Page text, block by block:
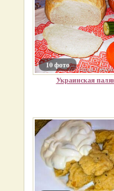
10 фото
Украинская